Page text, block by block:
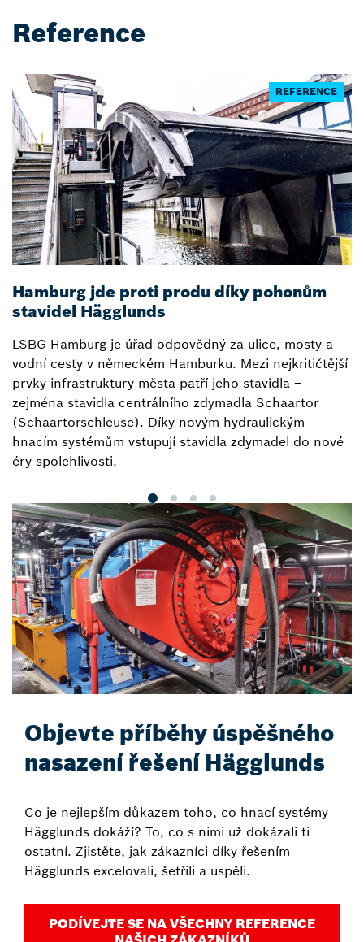
Reference
Hamburg jde proti produ díky pohonům
stavidel Hägglunds
LSBG Hamburg je úřad odpovědný za ulice, mosty a
vodní cesty v německém Hamburku. Mezi nejkritičtější
prvky infrastruktury města patří jeho stavidla –
zejména stavidla centrálního zdymadla Schaartor
(Schaartorschleuse). Díky novým hydraulickým
hnacím systémům vstupují stavidla zdymadel do nové
éry spolehlivosti.
REFERENCE
Objevte příběhy úspěšného
nasazení řešení Hägglunds
Co je nejlepším důkazem toho, co hnací systémy
Hägglunds dokáží? To, co s nimi už dokázali ti
ostatní. Zjistěte, jak zákazníci díky řešením
Hägglunds excelovali, šetřili a uspěli.
PODÍVEJTE SE NA VŠECHNY REFERENCE